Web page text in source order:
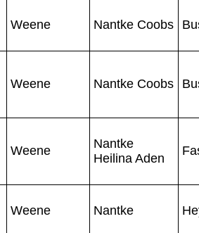
Weene Nantke Coobs
Weene Nantke Coobs
Weene
Nantke
Heilina Aden
Weene Nantke